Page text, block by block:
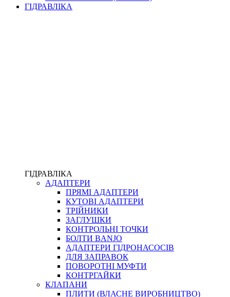
ЛІЧИЛЬНИКИ І ВИТРАТОМІРИ ДЛЯ ПАЛЬНОГО
КОТУШКИ ДЛЯ ШЛАНГІВ
ФІТИНГИ ДІАГНОСТИЧНІ
АКСЕСУАРИ
ТРУБКИ ТА КОМПЛЕКТУЮЧІ
ФІТИНГИ ГІДРАВЛІЧНІ
ФІТИНГИ КОНДИЦІОНЕРНІ
ЗАХИСТ РУКАВІВ
ФІТИНГИ KARCHER
ФІТИНГИ НА ПІДЙОМ КАБІНИ
КОНЕКТОРИ
ХОМУТИ
ГІДРАВЛІКА
ГІДРАВЛІКА
АДАПТЕРИ
ПРЯМІ АДАПТЕРИ
КУТОВІ АДАПТЕРИ
ТРІЙНИКИ
ЗАГЛУШКИ
КОНТРОЛЬНІ ТОЧКИ
БОЛТИ BANJO
АДАПТЕРИ ГІДРОНАСОСІВ
ДЛЯ ЗАПРАВОК
ПОВОРОТНІ МУФТИ
КОНТРГАЙКИ
КЛАПАНИ
ПЛИТИ (ВЛАСНЕ ВИРОБНИЦТВО)